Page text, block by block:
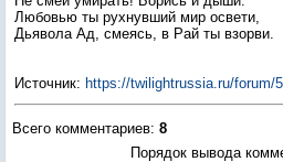
Любовью ты рухнувший мир освети,
Дьявола Ад, смеясь, в Рай ты взорви.
Источник: https://twilightrussia.ru/forum/
Всего комментариев: 8
Порядок вывода